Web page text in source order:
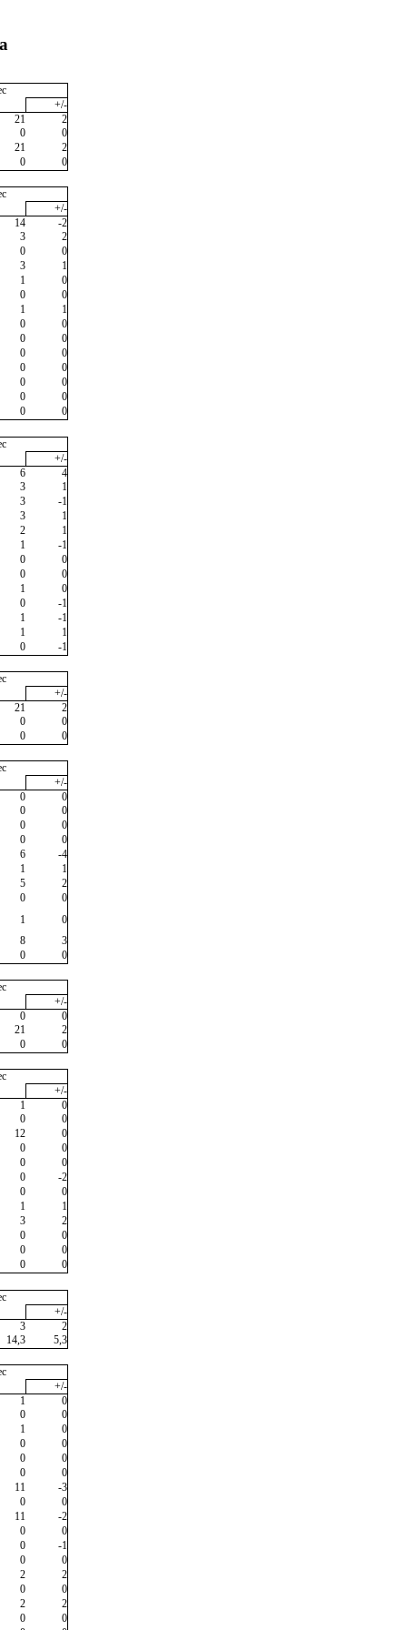
+/-
21
2
0
0
21
2
0
0
+/-
14
-2
3
2
0
0
3
1
1
0
0
0
1
1
0
0
0
0
0
0
0
0
0
0
0
0
0
0
+/-
6
4
3
1
3
-1
3
1
2
1
1
-1
0
0
0
0
1
0
0
-1
1
-1
1
1
0
-1
+/-
21
2
0
0
0
0
+/-
0
0
0
0
0
0
0
0
6
-4
1
1
5
2
0
0
1
0
8
3
0
0
+/-
0
0
21
2
0
0
+/-
1
0
0
0
12
0
0
0
0
0
0
-2
0
0
1
1
3
2
0
0
0
0
0
0
+/-
3
2
14,3
5,3
+/-
1
0
0
0
1
0
0
0
0
0
0
0
11
-3
0
0
11
-2
0
0
0
-1
0
0
2
2
0
0
2
2
0
0